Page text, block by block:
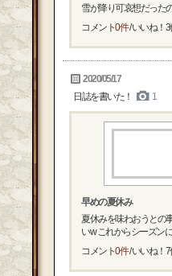
雪が降り可哀想だった
コメント0件/ いいね！ 3
2020/05/17
日誌を書いた！
1
早めの夏休み
夏休みを味わおうとの
いw これからシーズン
コメント0件/ いいね！ 7